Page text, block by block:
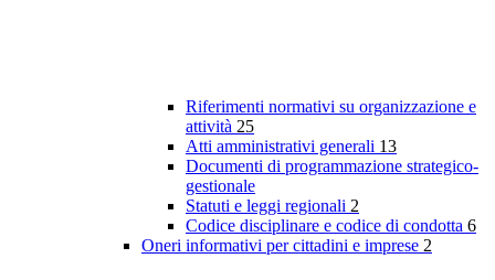
Riferimenti normativi su organizzazione e
attività 25
Atti amministrativi generali 13
Documenti di programmazione strategico-
gestionale
Statuti e leggi regionali 2
Codice disciplinare e codice di condotta 6
Oneri informativi per cittadini e imprese 2